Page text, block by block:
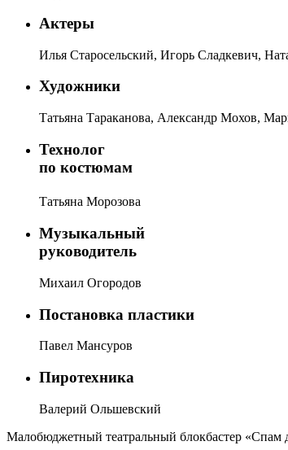
Актеры
Илья Старосельский, Игорь Сладкевич,
Художники
Татьяна Тараканова, Александр Мохов,
Технолог
по костюмам
Татьяна Морозова
Музыкальный
руководитель
Михаил Огородов
Постановка пластики
Павел Мансуров
Пиротехника
Валерий Ольшевский
Малобюджетный театральный блокбастер «Cпам